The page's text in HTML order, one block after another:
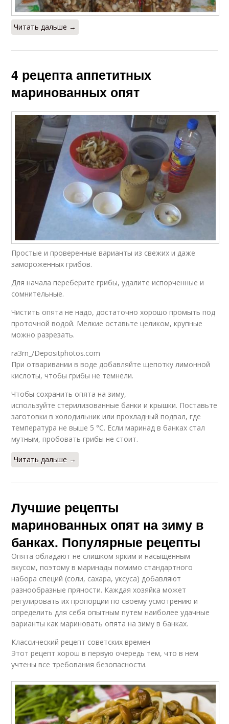
Читать дальше →
4 рецепта аппетитных
маринованных опят
Простые и проверенные варианты из свежих и даже
замороженных грибов.
Для начала переберите грибы, удалите испорченные и
сомнительные.
Чистить опята не надо, достаточно хорошо промыть под
проточной водой. Мелкие оставьте целиком, крупные
можно разрезать.
ra3rn_/Depositphotos.com
При отваривании в воде добавляйте щепотку лимонной
кислоты, чтобы грибы не темнели.
Чтобы сохранить опята на зиму,
используйте стерилизованные банки и крышки. Поставьте
заготовки в холодильник или прохладный подвал, где
температура не выше 5 °С. Если маринад в банках стал
мутным, пробовать грибы не стоит.
Читать дальше →
Лучшие рецепты
маринованных опят на зиму в
банках. Популярные рецепты
Опята обладают не слишком ярким и насыщенным
вкусом, поэтому в маринады помимо стандартного
набора специй (соли, сахара, уксуса) добавляют
разнообразные пряности. Каждая хозяйка может
регулировать их пропорции по своему усмотрению и
определить для себя опытным путем наиболее удачные
варианты как мариновать опята на зиму в банках.
Классический рецепт советских времен
Этот рецепт хорош в первую очередь тем, что в нем
учтены все требования безопасности.